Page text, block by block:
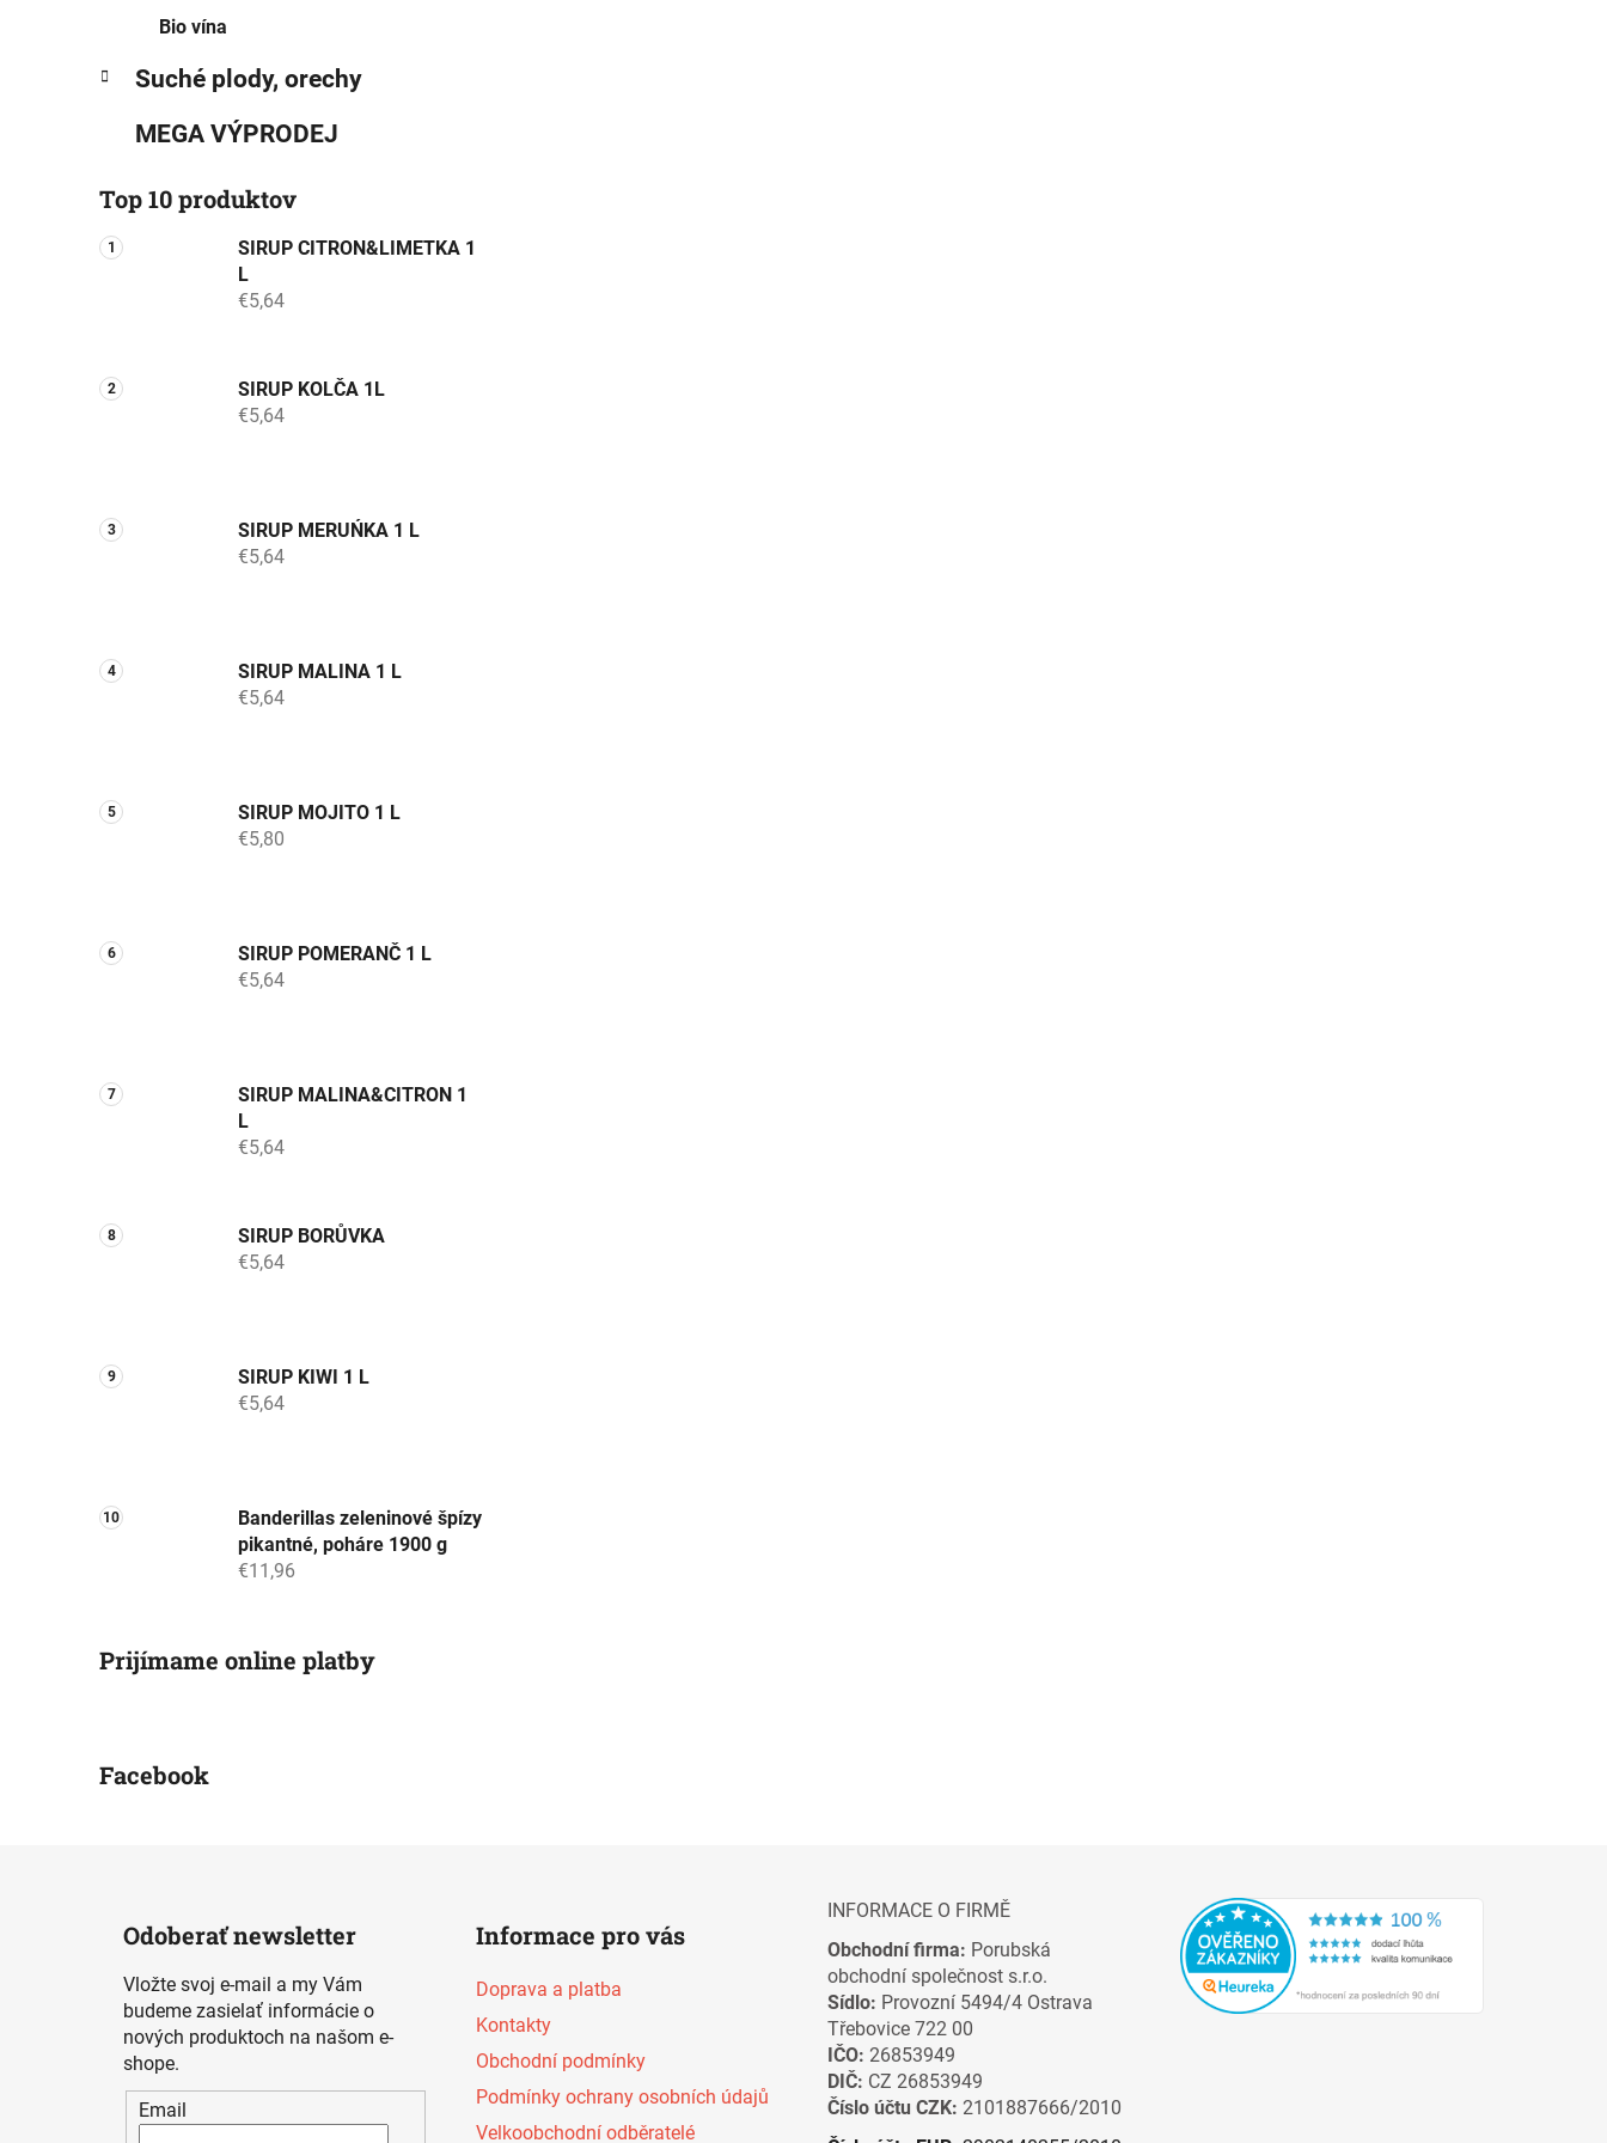
Bio vína
Suché plody, orechy
MEGA VÝPRODEJ
Top 10 produktov
SIRUP CITRON&LIMETKA 1
L
€5,64
SIRUP KOLČA 1L
€5,64
SIRUP MERUŃKA 1 L
€5,64
SIRUP MALINA 1 L
€5,64
SIRUP MOJITO 1 L
€5,80
SIRUP POMERANČ 1 L
€5,64
SIRUP MALINA&CITRON 1
L
€5,64
SIRUP BORŮVKA
€5,64
SIRUP KIWI 1 L
€5,64
Banderillas zeleninové špízy
pikantné, poháre 1900 g
€11,96
Prijímame online platby
Facebook
Odoberať newsletter
Vložte svoj e-mail a my Vám
budeme zasielať informácie o
nových produktoch na našom e-
shope.
Email
Informace pro vás
Doprava a platba
Kontakty
Obchodní podmínky
Podmínky ochrany osobních údajů
Velkoobchodní odběratelé
INFORMACE O FIRMĚ
Obchodní firma: Porubská
obchodní společnost s.r.o.
Sídlo: Provozní 5494/4 Ostrava
Třebovice 722 00
IČO: 26853949
DIČ: CZ 26853949
Číslo účtu CZK: 2101887666/2010